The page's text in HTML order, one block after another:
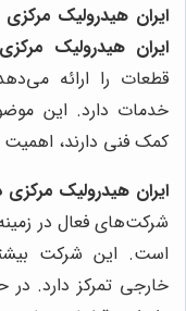
ایران هیدرولیک مرکزی
ایران هیدرولیک مرکزی
قطعات را ارائه
خدمات دارد. این
کمک فنی دارند،
ایران هیدرولیک مرکزی
شرکت‌های فعال در
است. این شرکت
خارجی تمرکز دارد. در